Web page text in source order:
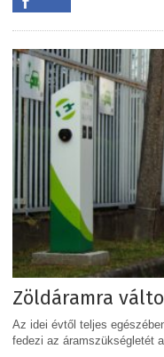
Zöldáramra
Az idei évtől teljes
fedezi az áramszükségletét